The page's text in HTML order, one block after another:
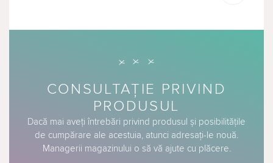
CONSULTAȚIE PRIVIND
PRODUSUL
Dacă mai aveți întrebări privind produsul și posibilitățile
de cumpărare ale acestuia, atunci adresați-le nouă.
Managerii magazinului o să vă ajute cu plăcere.